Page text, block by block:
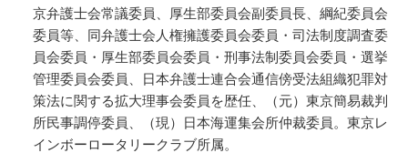
京弁護士会常議委員、厚生部委員会副委員長、綱紀委員会
委員等、同弁護士会人権擁護委員会委員・司法制度調査委
員会委員・厚生部委員会委員・刑事法制委員会委員・選挙
管理委員会委員、日本弁護士連合会通信傍受法組織犯罪対
策法に関する拡大理事会委員を歴任、（元）東京簡易裁判
所民事調停委員、（現）日本海運集会所仲裁委員。東京レ
インボーロータリークラブ所属。